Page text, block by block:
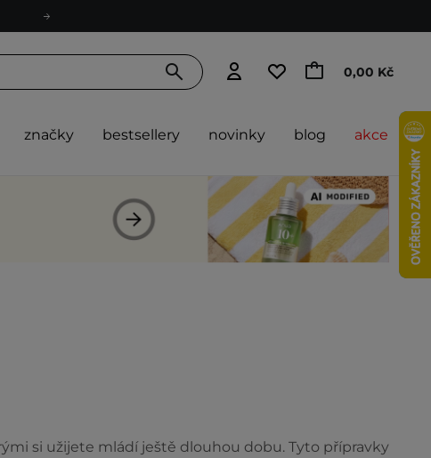
0,00 Kč
značky bestsellery novinky blog akce
si užijete mládí ještě dlouhou dobu. Tyto přípravky